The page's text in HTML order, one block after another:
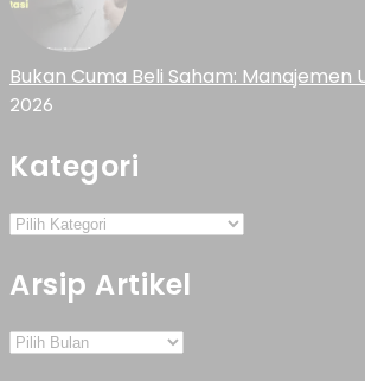
Bukan Cuma Beli Saham: Manajemen
2026
Kategori
Arsip Artikel